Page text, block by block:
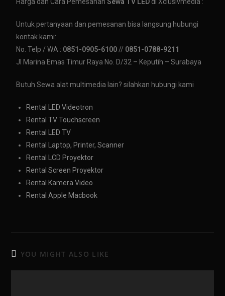
Untuk pertanyaan dan pemesanan bisa langsung hubungi
kontak kami:
No. Telp / WA : 0851-0905-6100 // 0851-0788-9211
Jl Marina Emas Timur Raya No. D/32 – Keputih – Surabaya
Butuh Sewa alat multimedia lain? silahkan hubungi kami
Rental LED Videotron
Rental TV Touchscreen
Rental LED TV
Rental Laptop, Printer, Scanner
Rental LCD Proyektor
Rental Screen Proyektor
Rental Kamera Video
Rental Apple Macbook
YOU MIGHT ALSO LIKE